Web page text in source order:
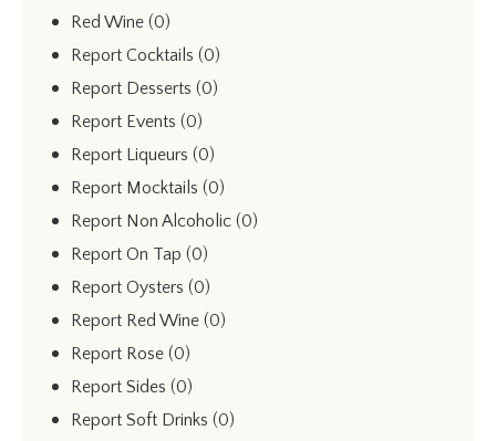
Red Wine (0)
Report Cocktails (0)
Report Desserts (0)
Report Events (0)
Report Liqueurs (0)
Report Mocktails (0)
Report Non Alcoholic (0)
Report On Tap (0)
Report Oysters (0)
Report Red Wine (0)
Report Rose (0)
Report Sides (0)
Report Soft Drinks (0)